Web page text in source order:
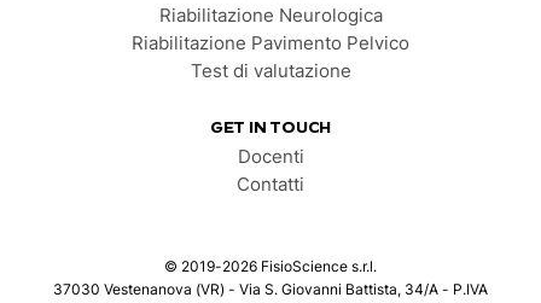
Riabilitazione Neurologica
Riabilitazione Pavimento Pelvico
Test di valutazione
GET IN TOUCH
Docenti
Contatti
© 2019-2026 FisioScience s.r.l.
37030 Vestenanova (VR) - Via S. Giovanni Battista, 34/A - P.IVA